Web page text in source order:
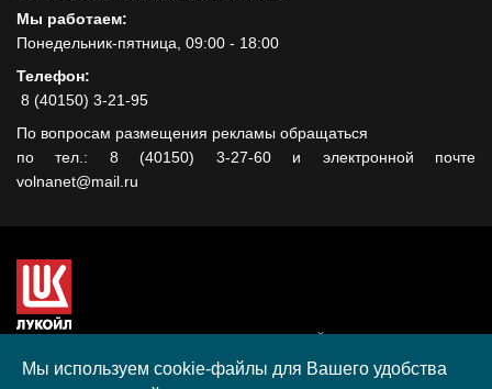
Мы работаем:
Понедельник-пятница, 09:00 - 18:00
Телефон:
8 (40150) 3-21-95
По вопросам размещения рекламы обращаться
по тел.: 8 (40150) 3-27-60 и электронной почте
volnanet@mail.ru
гранта, полученного в рамках XIII Конкурса социальных и
Мы используем cookie-файлы для Вашего удобства